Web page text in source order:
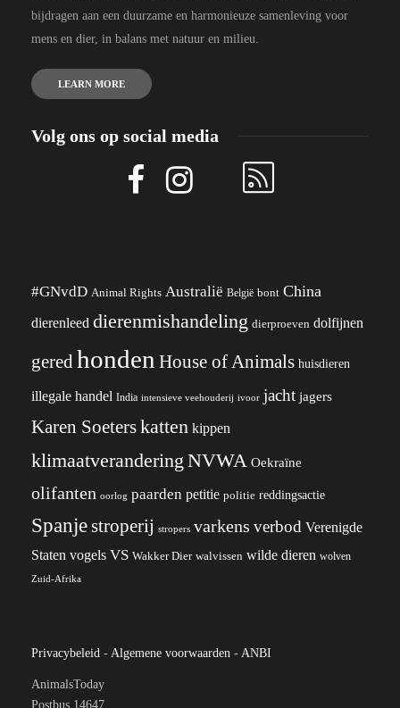
bijdragen aan een duurzame en harmonieuze samenleving voor
mens en dier, in balans met natuur en milieu.
LEARN MORE
Volg ons op social media
#GNvdD Animal Rights Australië België bont China
dierenleed dierenmishandeling dierproeven dolfijnen
gered honden House of Animals huisdieren
illegale handel India intensieve veehouderij ivoor jacht jagers
Karen Soeterskatten kippen
klimaatverandering NVWA Oekraïne
olifanten oorlog paarden petitie politie reddingsactie
Spanjestroperij stropers varkens verbod Verenigde
Staten vogels VS Wakker Dier walvissen wilde dieren wolven
Zuid-Afrika
Privacybeleid - Algemene voorwaarden - ANBI
AnimalsToday
Postbus 14647